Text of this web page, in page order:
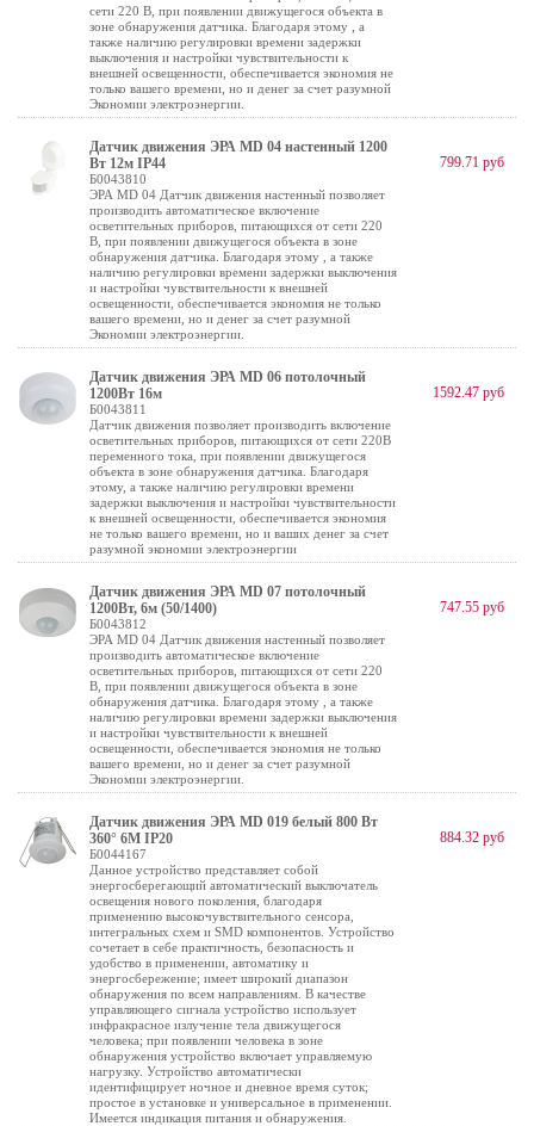
сети 220 В, при появлении движущегося объекта в
зоне обнаружения датчика. Благодаря этому , а
также наличию регулировки времени задержки
выключения и настройки чувствительности к
внешней освещенности, обеспечивается экономия не
только вашего времени, но и денег за счет разумной
Экономии электроэнергии.
Датчик движения ЭРА MD 04 настенный 1200
Вт 12м IP44
Б0043810
ЭРА MD 04 Датчик движения настенный позволяет
производить автоматическое включение
осветительных приборов, питающихся от сети 220
В, при появлении движущегося объекта в зоне
обнаружения датчика. Благодаря этому , а также
наличию регулировки времени задержки выключения
и настройки чувствительности к внешней
освещенности, обеспечивается экономия не только
вашего времени, но и денег за счет разумной
Экономии электроэнергии.
799.71 руб
Датчик движения ЭРА MD 06 потолочный
1200Вт 16м
Б0043811
Датчик движения позволяет производить включение
осветительных приборов, питающихся от сети 220В
переменного тока, при появлении движущегося
объекта в зоне обнаружения датчика. Благодаря
этому, а также наличию регулировки времени
задержки выключения и настройки чувствительности
к внешней освещенности, обеспечивается экономия
не только вашего времени, но и ваших денег за счет
разумной экономии электроэнергии
1592.47 руб
Датчик движения ЭРА MD 07 потолочный
1200Вт, 6м (50/1400)
Б0043812
ЭРА MD 04 Датчик движения настенный позволяет
производить автоматическое включение
осветительных приборов, питающихся от сети 220
В, при появлении движущегося объекта в зоне
обнаружения датчика. Благодаря этому , а также
наличию регулировки времени задержки выключения
и настройки чувствительности к внешней
освещенности, обеспечивается экономия не только
вашего времени, но и денег за счет разумной
Экономии электроэнергии.
747.55 руб
Датчик движения ЭРА MD 019 белый 800 Вт
360° 6М IP20
Б0044167
Данное устройство представляет собой
энергосберегающий автоматический выключатель
освещения нового поколения, благодаря
применению высокочувствительного сенсора,
интегральных схем и SMD компонентов. Устройство
сочетает в себе практичность, безопасность и
удобство в применении, автоматику и
энергосбережение; имеет широкий диапазон
обнаружения по всем направлениям. В качестве
управляющего сигнала устройство использует
инфракрасное излучение тела движущегося
человека; при появлении человека в зоне
обнаружения устройство включает управляемую
нагрузку. Устройство автоматически
идентифицирует ночное и дневное время суток;
простое в установке и универсальное в применении.
Имеется индикация питания и обнаружения.
884.32 руб